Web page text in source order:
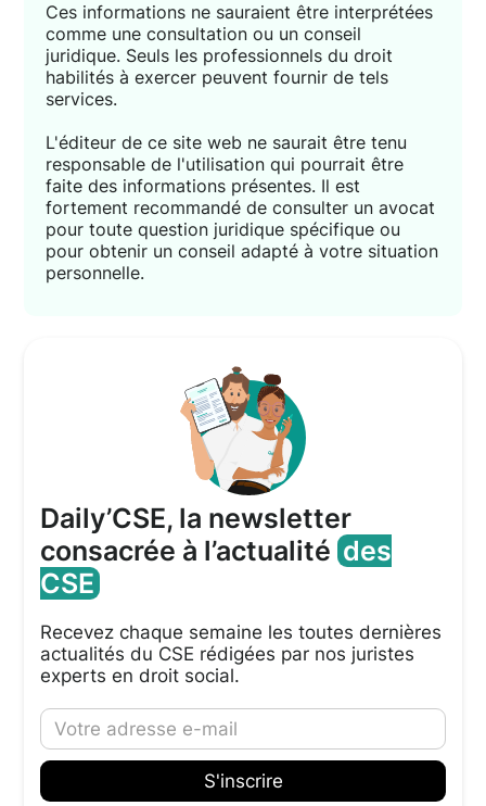
Ces informations ne sauraient être interprétées
comme une consultation ou un conseil
juridique. Seuls les professionnels du droit
habilités à exercer peuvent fournir de tels
services.
L'éditeur de ce site web ne saurait être tenu
responsable de l'utilisation qui pourrait être
faite des informations présentes. Il est
fortement recommandé de consulter un avocat
pour toute question juridique spécifique ou
pour obtenir un conseil adapté à votre situation
personnelle.
Daily’CSE, la newsletter
consacrée à l’actualitédes
CSE
Recevez chaque semaine les toutes dernières
actualités du CSE rédigées par nos juristes
experts en droit social.